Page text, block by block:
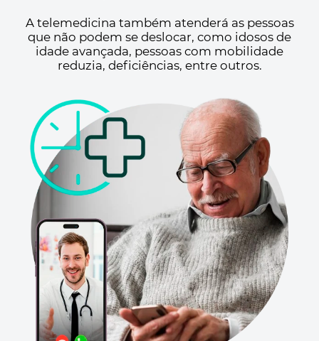
A telemedicina também atenderá as pessoas
que não podem se deslocar, como idosos de
idade avançada, pessoas com mobilidade
reduzia, deficiências, entre outros.